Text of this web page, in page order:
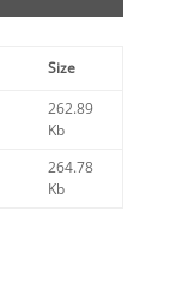
Size
262.89
Kb
264.78
Kb